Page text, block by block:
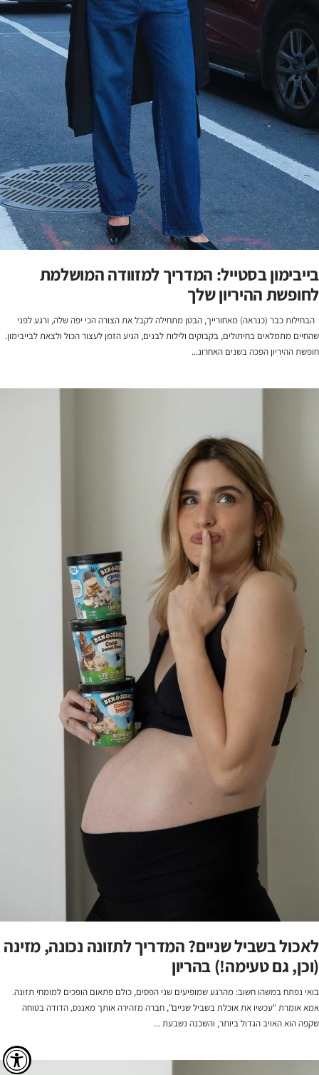
בייבימון בסטייל: המדריך למזוודה המושלמת
לחופשת ההיריון שלך
הבחילות כבר (כנראה) מאחורייך, הבטן מתחילה לקבל את הצורה הכי יפה שלה, ורגע לפני
שהחיים מתמלאים בחיתולים, בקבוקים ולילות לבנים, הגיע הזמן לעצור הכול ולצאת לבייבימון.
חופשת ההיריון הפכה בשנים האחרונ...
לאכול בשביל שניים? המדריך לתזונה נכונה, מזינה
(וכן, גם טעימה!) בהריון
בואי נפתח במשהו חשוב: מהרגע שמופיעים שני הפסים, כולם פתאום הופכים למומחי תזונה.
אמא אומרת "עכשיו את אוכלת בשביל שניים", חברה מזהירה אותך מאננס, הדודה בטוחה
שקפה הוא האויב הגדול ביותר, והשכנה נשבעת ...